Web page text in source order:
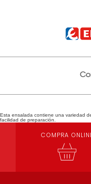
Esta ensalada contiene una variedad
facilidad de preparación.
COMPRA